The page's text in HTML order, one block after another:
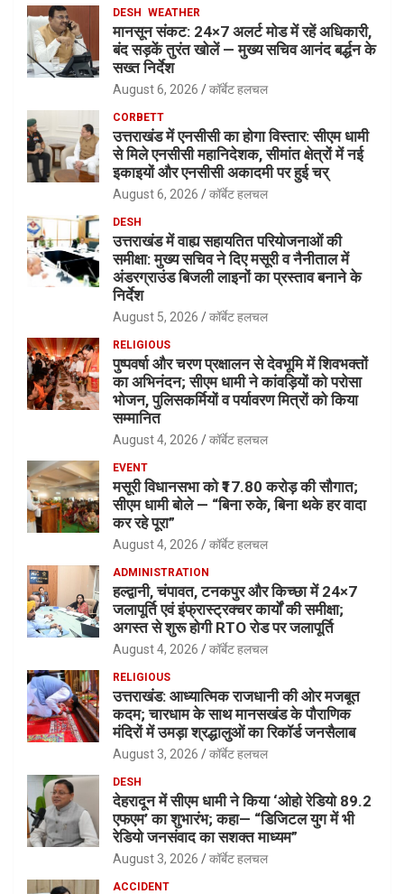
DESH WEATHER
मानसून संकट: 24×7 अलर्ट मोड में रहें अधिकारी,
बंद सड़कें तुरंत खोलें — मुख्य सचिव आनंद बर्द्धन के
सख्त निर्देश
August 6, 2026 कॉर्बेट हलचल
CORBETT
उत्तराखंड में एनसीसी का होगा विस्तार: सीएम धामी
से मिले एनसीसी महानिदेशक, सीमांत क्षेत्रों में नई
इकाइयों और एनसीसी अकादमी पर हुई चर्
August 6, 2026 कॉर्बेट हलचल
DESH
उत्तराखंड में वाह्य सहायतित परियोजनाओं की
समीक्षा: मुख्य सचिव ने दिए मसूरी व नैनीताल में
अंडरग्राउंड बिजली लाइनों का प्रस्ताव बनाने के
निर्देश
August 5, 2026 कॉर्बेट हलचल
RELIGIOUS
पुष्पवर्षा और चरण प्रक्षालन से देवभूमि में शिवभक्तों
का अभिनंदन; सीएम धामी ने कांवड़ियों को परोसा
भोजन, पुलिसकर्मियों व पर्यावरण मित्रों को किया
सम्मानित
August 4, 2026 कॉर्बेट हलचल
EVENT
मसूरी विधानसभा को ₹17.80 करोड़ की सौगात;
सीएम धामी बोले — “बिना रुके, बिना थके हर वादा
कर रहे पूरा”
August 4, 2026 कॉर्बेट हलचल
ADMINISTRATION
हल्द्वानी, चंपावत, टनकपुर और किच्छा में 24×7
जलापूर्ति एवं इंफ्रास्ट्रक्चर कार्यों की समीक्षा;
अगस्त से शुरू होगी RTO रोड पर जलापूर्ति
August 4, 2026 कॉर्बेट हलचल
RELIGIOUS
उत्तराखंड: आध्यात्मिक राजधानी की ओर मजबूत
कदम; चारधाम के साथ मानसखंड के पौराणिक
मंदिरों में उमड़ा श्रद्धालुओं का रिकॉर्ड जनसैलाब
August 3, 2026 कॉर्बेट हलचल
DESH
देहरादून में सीएम धामी ने किया ‘ओहो रेडियो 89.2
एफएम’ का शुभारंभ; कहा— “डिजिटल युग में भी
रेडियो जनसंवाद का सशक्त माध्यम”
August 3, 2026 कॉर्बेट हलचल
ACCIDENT